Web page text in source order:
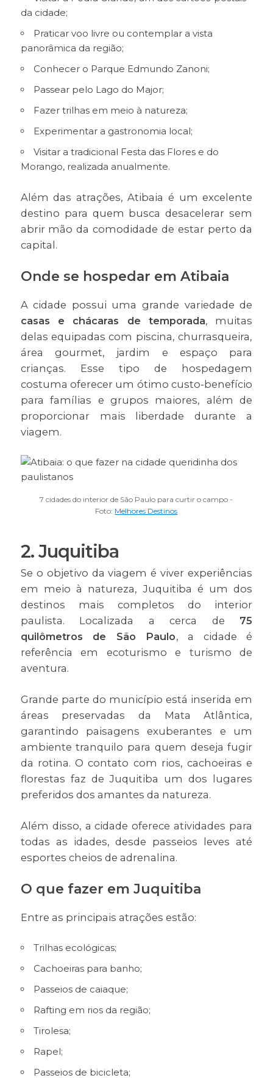
da cidade;
Praticar voo livre ou contemplar a vista
panorâmica da região;
Conhecer o Parque Edmundo Zanoni;
Passear pelo Lago do Major;
Fazer trilhas em meio à natureza;
Experimentar a gastronomia local;
Visitar a tradicional Festa das Flores e do
Morango, realizada anualmente.
Além das atrações, Atibaia é um excelente
destino para quem busca desacelerar sem
abrir mão da comodidade de estar perto da
capital.
Onde se hospedar em Atibaia
A cidade possui uma grande variedade de
casas e chácaras de temporada, muitas
delas equipadas com piscina, churrasqueira,
área gourmet, jardim e espaço para
crianças. Esse tipo de hospedagem
costuma oferecer um ótimo custo-benefício
para famílias e grupos maiores, além de
proporcionar mais liberdade durante a
viagem.
7 cidades do interior de São Paulo para curtir o campo -
Foto: Melhores Destinos
2. Juquitiba
Se o objetivo da viagem é viver experiências
em meio à natureza, Juquitiba é um dos
destinos mais completos do interior
paulista. Localizada a cerca de 75
quilômetros de São Paulo, a cidade é
referência em ecoturismo e turismo de
aventura.
Grande parte do município está inserida em
áreas preservadas da Mata Atlântica,
garantindo paisagens exuberantes e um
ambiente tranquilo para quem deseja fugir
da rotina. O contato com rios, cachoeiras e
florestas faz de Juquitiba um dos lugares
preferidos dos amantes da natureza.
Além disso, a cidade oferece atividades para
todas as idades, desde passeios leves até
esportes cheios de adrenalina.
O que fazer em Juquitiba
Entre as principais atrações estão:
Trilhas ecológicas;
Cachoeiras para banho;
Passeios de caiaque;
Rafting em rios da região;
Tirolesa;
Rapel;
Passeios de bicicleta;